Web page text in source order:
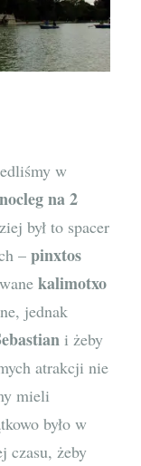
w
nocleg na 2
był to spacer
–pinxtos
kalimotxo
jednak
i żeby
atrakcji nie
mieli
było w
czasu, żeby